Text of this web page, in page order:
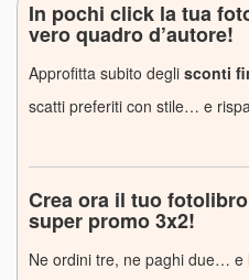
In pochi click la tua
vero quadro d’autore!
Approfitta subito degli sconti
scatti preferiti con stile… e
Crea ora il tuo
super promo 3x2!
Ne ordini tre, ne paghi due… e